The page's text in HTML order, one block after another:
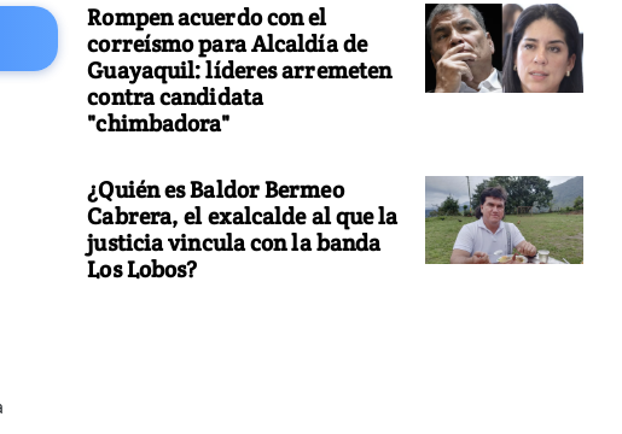
Rompen acuerdo con el
correísmo para Alcaldía de
Guayaquil: líderes arremeten
contra candidata
"chimbadora"
¿Quién es Baldor Bermeo
Cabrera, el exalcalde al que la
justicia vincula con la banda
Los Lobos?